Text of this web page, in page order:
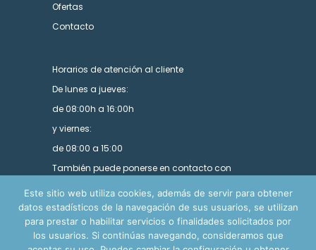
Ofertas
Contacto
Horarios de atención al cliente
De lunes a jueves:
de 08:00h a 16:00h
y viernes:
de 08:00 a 15:00
También puede ponerse en contacto con
nosotros utilizando nuestro formulario.
Este sitio web utiliza cookies, además de servir para obtener
datos estadísticos de la navegación de sus usuarios, se utilizan
para prestar o habilitar servicios o finalidades solicitados por
los usuarios. Si continúas navegando, consideramos que